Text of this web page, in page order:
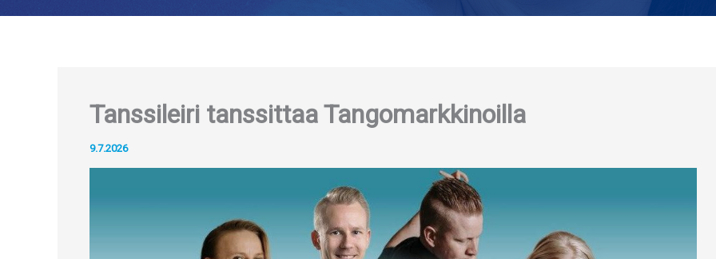
Tanssileiri tanssittaa Tangomarkkinoilla
9.7.2026